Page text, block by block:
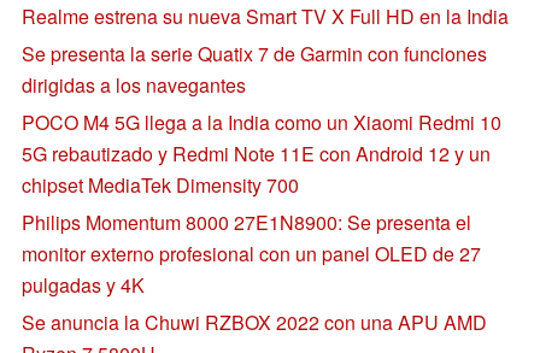
Realme estrena su nueva Smart TV X Full HD en la India
Se presenta la serie Quatix 7 de Garmin con funciones
dirigidas a los navegantes
POCO M4 5G llega a la India como un Xiaomi Redmi 10
5G rebautizado y Redmi Note 11E con Android 12 y un
chipset MediaTek Dimensity 700
Philips Momentum 8000 27E1N8900: Se presenta el
monitor externo profesional con un panel OLED de 27
pulgadas y 4K
Se anuncia la Chuwi RZBOX 2022 con una APU AMD